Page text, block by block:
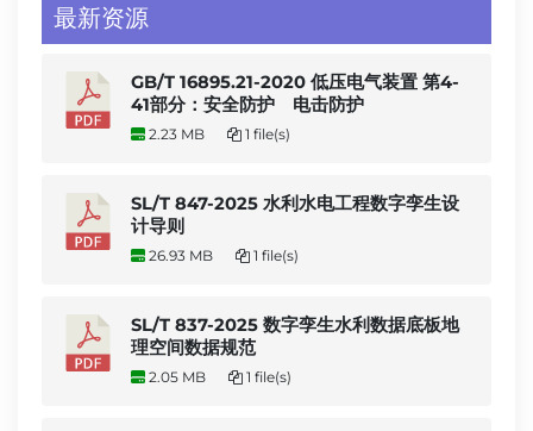
最新资源
GB/T 16895.21-2020 低压电气装置 第4-
41部分：安全防护 电击防护
2.23 MB 1 file(s)
SL/T 847-2025 水利水电工程数字孪生设
计导则
26.93 MB 1 file(s)
SL/T 837-2025 数字孪生水利数据底板地
理空间数据规范
2.05 MB 1 file(s)